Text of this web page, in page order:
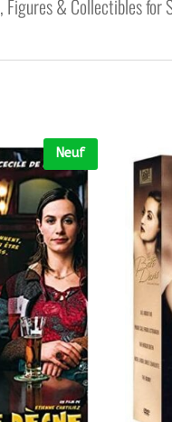
& Collectibles for
Neuf